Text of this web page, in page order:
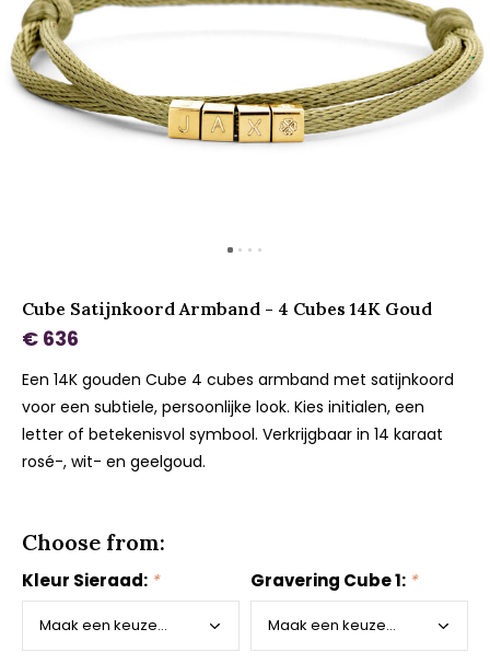
Cube Satijnkoord Armband - 4 Cubes 14K Goud
€ 636
Een 14K gouden Cube 4 cubes armband met satijnkoord
voor een subtiele, persoonlijke look. Kies initialen, een
letter of betekenisvol symbool. Verkrijgbaar in 14 karaat
rosé-, wit- en geelgoud.
Choose from:
Kleur Sieraad: * Gravering Cube 1: *